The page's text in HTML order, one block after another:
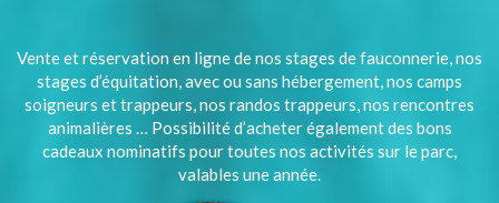
Vente et réservation en ligne de nos stages de fauconnerie, nos
stages d’équitation, avec ou sans hébergement, nos camps
soigneurs et trappeurs, nos randos trappeurs, nos rencontres
animalières … Possibilité d’acheter également des bons
cadeaux nominatifs pour toutes nos activités sur le parc,
valables une année.